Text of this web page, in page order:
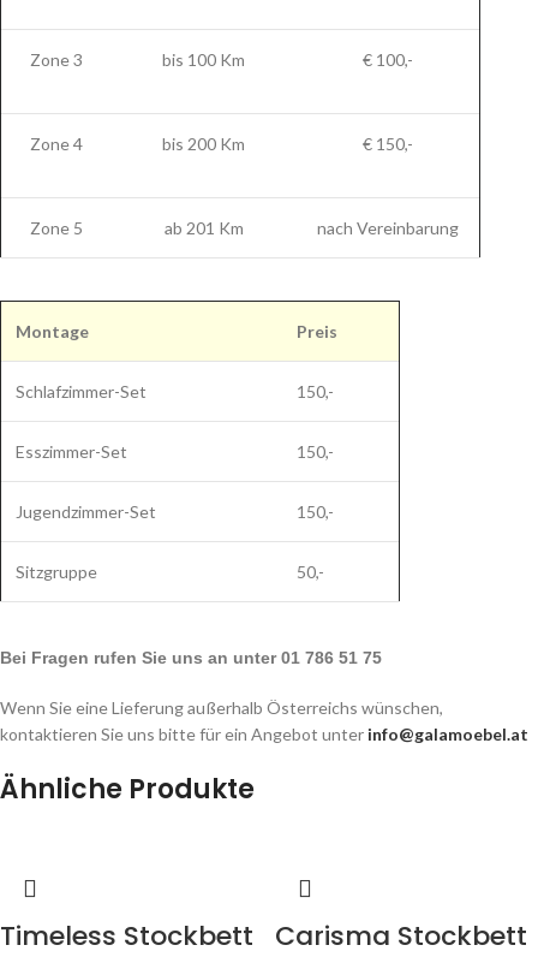
Zone 3 bis 100 Km € 100,-
Zone 4 bis 200 Km € 150,-
Zone 5 ab 201 Km nach Vereinbarung
Montage Preis
Schlafzimmer-Set 150,-
Esszimmer-Set 150,-
Jugendzimmer-Set 150,-
Sitzgruppe 50,-
Bei Fragen rufen Sie uns an unter 01 786 51 75
Wenn Sie eine Lieferung außerhalb Österreichs wünschen,
kontaktieren Sie uns bitte für ein Angebot unter info@galamoebel.at
Ähnliche Produkte
Timeless Stockbett Carisma Stockbett